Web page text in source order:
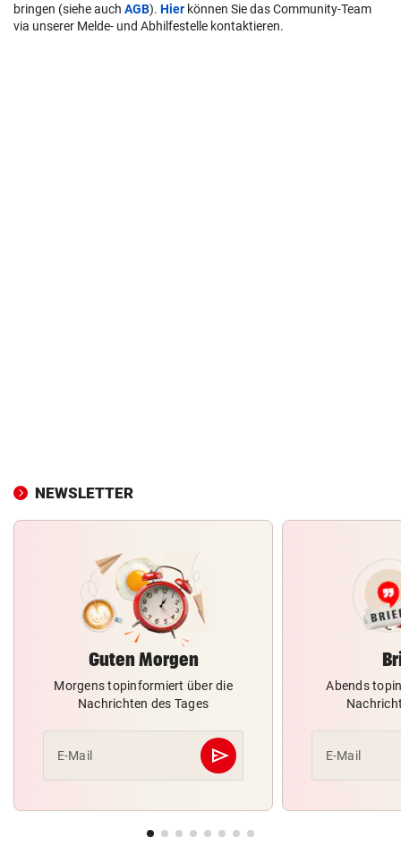
bringen (siehe auch AGB). Hier können Sie das Community-Team
via unserer Melde- und Abhilfestelle kontaktieren.
NEWSLETTER
Guten Morgen
Morgens topinformiert über die
Nachrichten des Tages
E-Mail send
Abschicken
Abends
E-Mail